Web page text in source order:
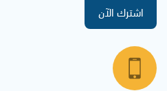
اشترك الآن